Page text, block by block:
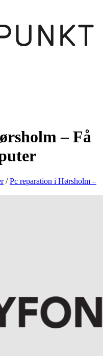
– Få
/Pc reparation i Hørsholm –